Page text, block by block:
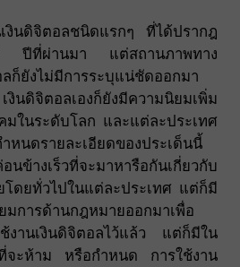
นดิจิตอลชนิดแรกๆ ที่ได้ปรากฎ
ปีที่ผ่านมา แต่สถานภาพทาง
ก็ยังไม่มีการระบุแน่ชัดออกมา
นดิจิตอลเองก็ยังมีความนิยมเพิ่ม
มในระดับโลก และแต่ละประเทศ
หนดรายละเอียดของประเด็นนี้
เร็วที่จะมาหารือกันเกี่ยวกับ
ดยทั่วไปในแต่ละประเทศ แต่ก็มี
มการด้านกฎหมายออกมาเพื่อ
านเงินดิจิตอลไว้แล้ว แต่ก็มีใน
ที่จะห้าม หรือกำหนด การใช้งาน